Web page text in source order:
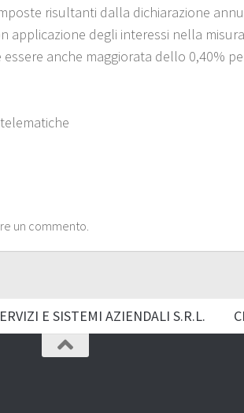
risultanti dalla dichiarazione
applicazione degli interessi nella
anche maggiorata dello 0,40%
un commento.
E SISTEMI AZIENDALI S.R.L.